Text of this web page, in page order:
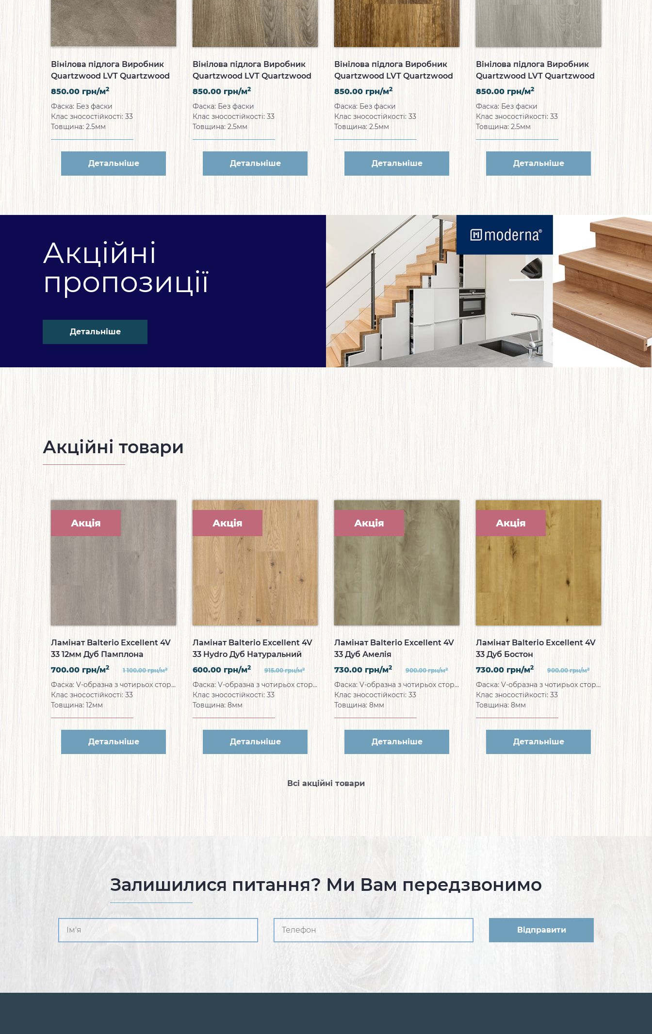
Вінілова підлога Виробник
Quartzwood LVT Quartzwood
Marble&Stone
850.00 грн/м2
Фаска: Без фаски
Клас зносостійкості: 33
Товщина: 2.5мм
Детальніше
Вінілова підлога Виробник
Quartzwood LVT Quartzwood
Natural Oak
850.00 грн/м2
Фаска: Без фаски
Клас зносостійкості: 33
Товщина: 2.5мм
Детальніше
Вінілова підлога Виробник
Quartzwood LVT Quartzwood
Oceania Style
850.00 грн/м2
Фаска: Без фаски
Клас зносостійкості: 33
Товщина: 2.5мм
Детальніше
Вінілова підлога Виробник
Quartzwood LVT Quartzwood
Oriental Romantic
850.00 грн/м2
Фаска: Без фаски
Клас зносостійкості: 33
Товщина: 2.5мм
Детальніше
Акційні
пропозиції
Детальніше
Акційні товари
Акція
Ламінат Balterio Excellent 4V
33 12мм Дуб Памплона
700.00 грн/м2 1 100.00грн/м2
Фаска: V-образна з чотирьох сторін
Клас зносостійкості: 33
Товщина: 12мм
Детальніше
Акція
Ламінат Balterio Excellent 4V
33 Hydro Дуб Натуральний
Пантін
600.00 грн/м2 915.00грн/м2
Фаска: V-образна з чотирьох сторін
Клас зносостійкості: 33
Товщина: 8мм
Детальніше
Акція
Ламінат Balterio Excellent 4V
33 Дуб Амелія
730.00 грн/м2 900.00грн/м2
Фаска: V-образна з чотирьох сторін
Клас зносостійкості: 33
Товщина: 8мм
Детальніше
Акція
Ламінат Balterio Excellent 4V
33 Дуб Бостон
730.00 грн/м2 900.00грн/м2
Фаска: V-образна з чотирьох сторін
Клас зносостійкості: 33
Товщина: 8мм
Детальніше
Всі акційні товари
Залишилися питання? Ми Вам передзвонимо